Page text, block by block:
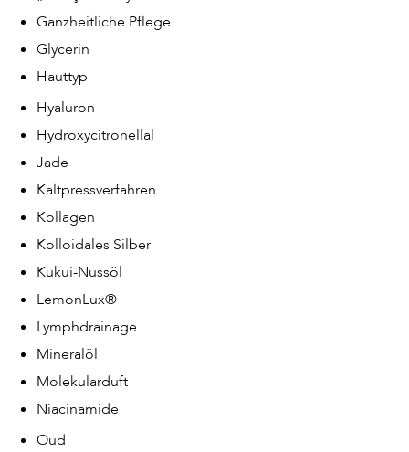
Ganzheitliche Pflege
Glycerin
Hauttyp
Hyaluron
Hydroxycitronellal
Jade
Kaltpressverfahren
Kollagen
Kolloidales Silber
Kukui-Nussöl
LemonLux®
Lymphdrainage
Mineralöl
Molekularduft
Niacinamide
Oud